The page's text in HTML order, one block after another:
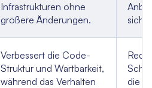
Infrastrukturen ohne
größere Änderungen.
Verbessert die Code-
Struktur und Wartbarkeit,
während das Verhalten
die